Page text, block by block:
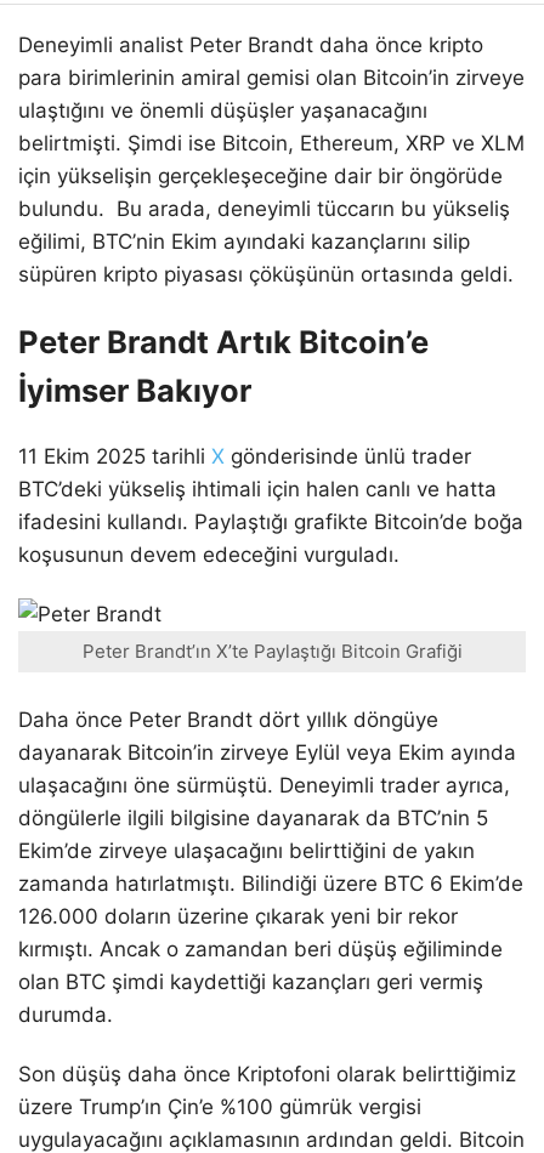
Deneyimli analist Peter Brandt daha önce kripto
para birimlerinin amiral gemisi olan Bitcoin’in zirveye
ulaştığını ve önemli düşüşler yaşanacağını
belirtmişti. Şimdi ise Bitcoin, Ethereum, XRP ve XLM
için yükselişin gerçekleşeceğine dair bir öngörüde
bulundu. Bu arada, deneyimli tüccarın bu yükseliş
eğilimi, BTC’nin Ekim ayındaki kazançlarını silip
süpüren kripto piyasası çöküşünün ortasında geldi.
Peter Brandt Artık Bitcoin’e
İyimser Bakıyor
11 Ekim 2025 tarihli X gönderisinde ünlü trader
BTC’deki yükseliş ihtimali için halen canlı ve hatta
ifadesini kullandı. Paylaştığı grafikte Bitcoin’de boğa
koşusunun devem edeceğini vurguladı.
Peter Brandt’ın X’te Paylaştığı Bitcoin Grafiği
Daha önce Peter Brandt dört yıllık döngüye
dayanarak Bitcoin’in zirveye Eylül veya Ekim ayında
ulaşacağını öne sürmüştü. Deneyimli trader ayrıca,
döngülerle ilgili bilgisine dayanarak da BTC’nin 5
Ekim’de zirveye ulaşacağını belirttiğini de yakın
zamanda hatırlatmıştı. Bilindiği üzere BTC 6 Ekim’de
126.000 doların üzerine çıkarak yeni bir rekor
kırmıştı. Ancak o zamandan beri düşüş eğiliminde
olan BTC şimdi kaydettiği kazançları geri vermiş
durumda.
Son düşüş daha önce Kriptofoni olarak belirttiğimiz
üzere Trump’ın Çin’e %100 gümrük vergisi
uygulayacağını açıklamasının ardından geldi. Bitcoin